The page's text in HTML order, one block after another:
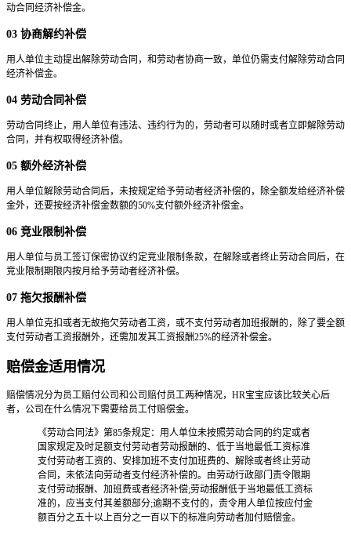
动合同经济补偿金。
03 协商解约补偿
用人单位主动提出解除劳动合同，和劳动者协商一致，单位仍需支付解除劳动合同
经济补偿金。
04 劳动合同补偿
劳动合同终止，用人单位有违法、违约行为的，劳动者可以随时或者立即解除劳动
合同，并有权取得经济补偿。
05 额外经济补偿
用人单位解除劳动合同后，未按规定给予劳动者经济补偿的，除全额发给经济补偿
金外，还要按经济补偿金数额的50%支付额外经济补偿金。
06 竞业限制补偿
用人单位与员工签订保密协议约定竞业限制条款，在解除或者终止劳动合同后，在
竞业限制期限内按月给予劳动者经济补偿。
07 拖欠报酬补偿
用人单位克扣或者无故拖欠劳动者工资，或不支付劳动者加班报酬的，除了要全额
支付劳动者工资报酬外，还需加发其工资报酬25%的经济补偿金。
赔偿金适用情况
赔偿情况分为员工赔付公司和公司赔付员工两种情况，HR宝宝应该比较关心后
者，公司在什么情况下需要给员工付赔偿金。
《劳动合同法》第85条规定：用人单位未按照劳动合同的约定或者
国家规定及时足额支付劳动者劳动报酬的、低于当地最低工资标准
支付劳动者工资的、安排加班不支付加班费的、解除或者终止劳动
合同，未依法向劳动者支付经济补偿的。由劳动行政部门责令限期
支付劳动报酬、加班费或者经济补偿;劳动报酬低于当地最低工资标
准的，应当支付其差额部分;逾期不支付的，责令用人单位按应付金
额百分之五十以上百分之一百以下的标准向劳动者加付赔偿金。